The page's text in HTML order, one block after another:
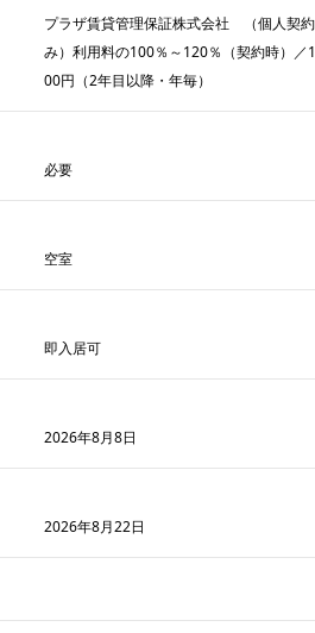
プラザ賃貸管理保証株式会社 （個人契
み）利用料の100％～120％（契約時）／
00円（2年目以降・年毎）
必要
空室
即入居可
2026年8月8日
2026年8月22日